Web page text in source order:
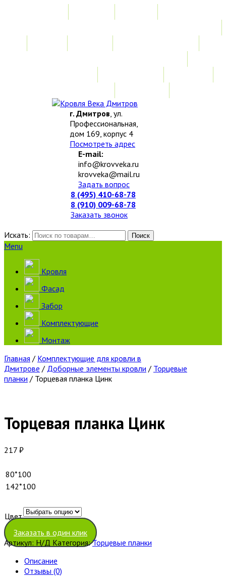
г. Дмитров, ул.
Профессиональная,
дом 169, корпус 4
Посмотреть адрес
E-mail:
info@krovveka.ru
krovveka@mail.ru
Задать вопрос
8 (495) 410-68-78
8 (910) 009-68-78
Заказать звонок
Искать:
Поиск
Menu
Кровля
Фасад
Забор
Комплектующие
Монтаж
Главная / Комплектующие для кровли в
Дмитрове / Доборные элементы кровли / Торцевые
планки / Торцевая планка Цинк
Торцевая планка Цинк
217 ₽
80*100
142*100
Цвет
Очистить
Заказать в один клик
Артикул: Н/Д Категория:Торцевые планки
Описание
Отзывы (0)